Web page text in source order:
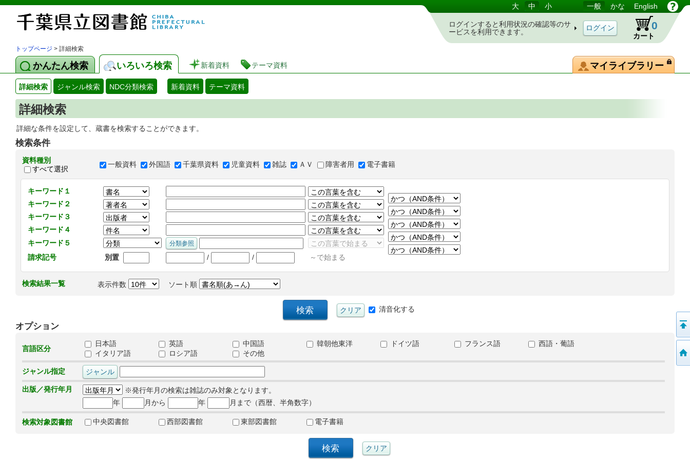
図書館 蔵書検索・予約システム 大 中 小 一般 かな English
ログインすると利用状況の確認等のサ
ービスを利用できます。
カート
0
トップページ > 詳細検索
かんたん検索 いろいろ検索 新着資料 テーマ資料 マイライブラリー
詳細検索 ジャンル検索 NDC分類検索 新着資料 テーマ資料
詳細検索
詳細な条件を設定して、蔵書を検索することができます。
検索条件
資料種別
すべて選択
一般資料 外国語 千葉県資料 児童資料 雑誌 ＡＶ 障害者用 電子書籍
キーワード１
キーワード２
キーワード３
キーワード４
キーワード５
請求記号
別置 / / ～で始まる
検索結果一覧 表示件数 ソート順
清音化する
オプション
言語区分
日本語 英語 中国語 韓朝他東洋 ドイツ語 フランス語
西語・葡語
イタリア語
ロシア語 その他
ジャンル指定
出版／発行年月
※発行年月の検索は雑誌のみ対象となります。
年
月から 年 月まで（西暦、半角数字）
検索対象図書館 中央図書館 西部図書館 東部図書館 電子書籍